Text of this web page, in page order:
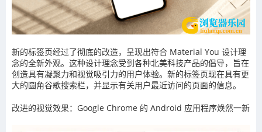
新的标签页经过了彻底的改造，呈现出符合 Material You 设计理
念的全新外观。这种设计理念受到各种北美科技产品的倡导，旨在
创造具有凝聚力和视觉吸引力的用户体验。新的标签页现在具有更
大的圆角谷歌搜索栏，并显示有关用户最近访问的页面的信息。
改进的视觉效果：Google Chrome 的 Android 应用程序焕然一新